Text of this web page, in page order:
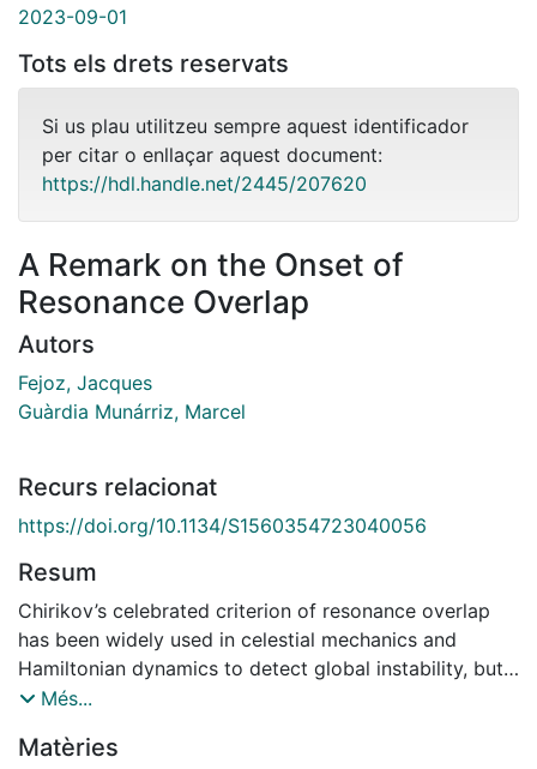
2023-09-01
Tots els drets reservats
Si us plau utilitzeu sempre aquest identificador
per citar o enllaçar aquest document:
https://hdl.handle.net/2445/207620
A Remark on the Onset of
Resonance Overlap
Autors
Fejoz, Jacques
Guàrdia Munárriz, Marcel
Recurs relacionat
https://doi.org/10.1134/S1560354723040056
Resum
Chirikov’s celebrated criterion of resonance overlap
has been widely used in celestial mechanics and
Hamiltonian dynamics to detect global instability, but
is rarely rigorous. We introduce two simple
parameters measuring, respectively, the distance to
Més...
Matèries